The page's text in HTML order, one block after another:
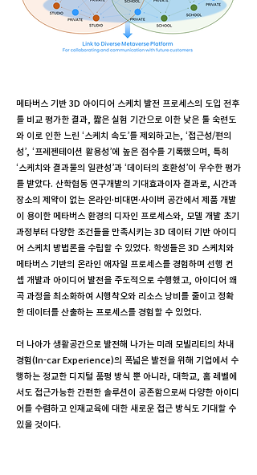
메타버스 기반 3D 아이디어 스케치 발전 프로세스의 도입 전후
를 비교 평가한 결과, 짧은 실험 기간으로 이한 낮은 툴 숙련도
와 이로 인한 느린 ‘스케치 속도’를 제외하고는, ‘접근성/편의
성’, ‘프레젠테이션 활용성’에 높은 점수를 기록했으며, 특히
‘스케치와 결과물의 일관성’과 ‘데이터의 호환성’이 우수한 평가
를 받았다. 산학협동 연구개발의 기대효과이자 결과로, 시간과
장소의 제약이 없는 온라인·비대면·사이버 공간에서 제품 개발
이 용이한 메타버스 환경의 디자인 프로세스와, 모델 개발 초기
과정부터 다양한 조건들을 만족시키는 3D 데이터 기반 아이디
어 스케치 방법론을 수립할 수 있었다. 학생들은 3D 스케치와
메타버스 기반의 온라인 애자일 프로세스를 경험하며 선행 컨
셉 개발과 아이디어 발전을 주도적으로 수행했고, 아이디어 왜
곡 과정을 최소화하여 시행착오와 리소스 낭비를 줄이고 정확
한 데이터를 산출하는 프로세스를 경험할 수 있었다.
더 나아가 생활공간으로 발전해 나가는 미래 모빌리티의 차내
경험(In-car Experience)의 폭넓은 발전을 위해 기업에서 수
행하는 정교한 디지털 품평 방식 뿐 아니라, 대학교, 홈 레벨에
서도 접근가능한 간편한 솔루션이 공존함으로써 다양한 아이디
어를 수렴하고 인재교육에 대한 새로운 접근 방식도 기대할 수
있을 것이다.